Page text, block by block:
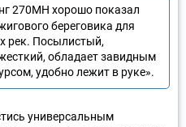
270МН хорошо показал
береговика для
рек. Посылистый,
обладает завидным
удобно лежит в руке».
универсальным